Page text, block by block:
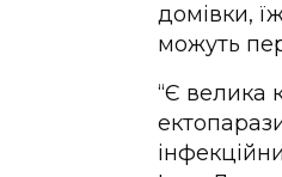
домівки,
можуть
“Є велика